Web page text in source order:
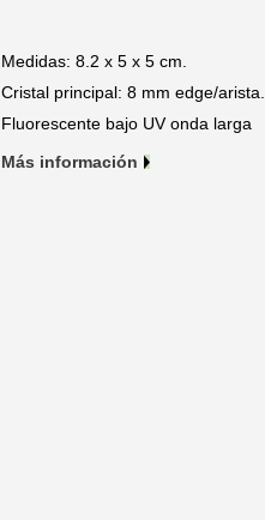
Medidas: 8.2 x 5 x 5 cm.
Cristal principal: 8 mm edge/arista.
Fluorescente bajo UV onda larga
Más información